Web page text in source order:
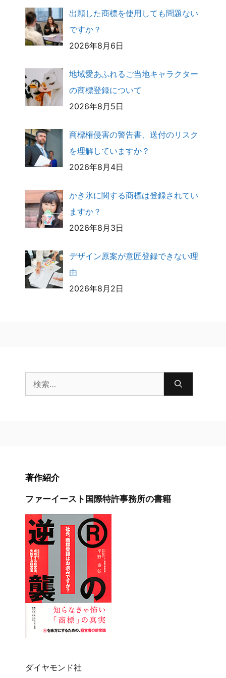
出願した商標を使用しても問題ない
ですか？
2026年8月6日
地域愛あふれるご当地キャラクター
の商標登録について
2026年8月5日
商標権侵害の警告書、送付のリスク
を理解していますか？
2026年8月4日
かき氷に関する商標は登録されてい
ますか？
2026年8月3日
デザイン原案が意匠登録できない理
由
2026年8月2日
索:
著作紹介
ファーイースト国際特許事務所の書籍
ダイヤモンド社